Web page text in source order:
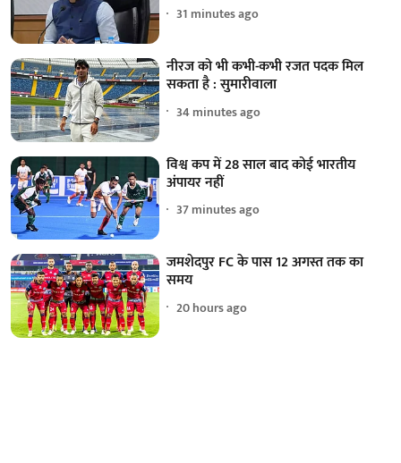
31 minutes ago
नीरज को भी कभी-कभी रजत पदक मिल
सकता है : सुमारीवाला
34 minutes ago
विश्व कप में 28 साल बाद कोई भारतीय
अंपायर नहीं
37 minutes ago
जमशेदपुर FC के पास 12 अगस्त तक का
समय
20 hours ago